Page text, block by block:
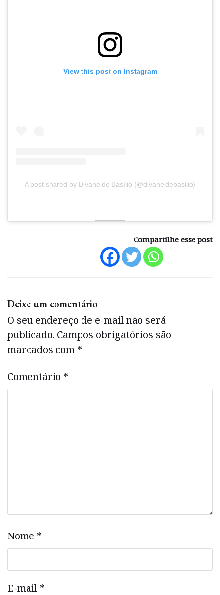
View this post on Instagram
A post shared by Divaneide Basílio (@divaneidebasilio)
Compartilhe esse post
Deixe um comentário
O seu endereço de e-mail não será
publicado. Campos obrigatórios são
marcados com *
Comentário *
Nome *
E-mail *